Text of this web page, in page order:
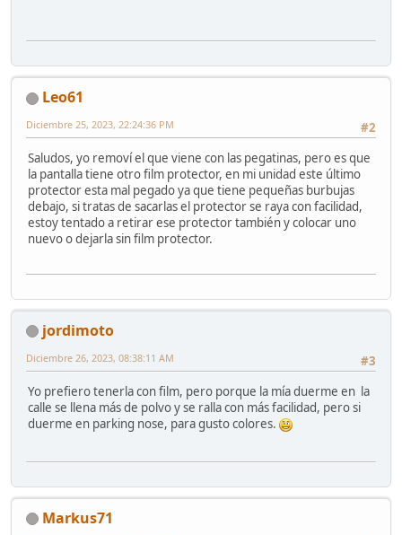
Leo61
#2
Diciembre 25, 2023, 22:24:36 PM
Saludos, yo removí el que viene con las pegatinas, pero es que
la pantalla tiene otro film protector, en mi unidad este último
protector esta mal pegado ya que tiene pequeñas burbujas
debajo, si tratas de sacarlas el protector se raya con facilidad,
estoy tentado a retirar ese protector también y colocar uno
nuevo o dejarla sin film protector.
jordimoto
#3
Diciembre 26, 2023, 08:38:11 AM
Yo prefiero tenerla con film, pero porque la mía duerme en la
calle se llena más de polvo y se ralla con más facilidad, pero si
duerme en parking nose, para gusto colores.
Markus71